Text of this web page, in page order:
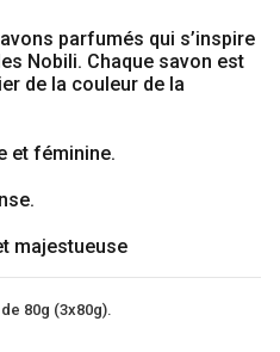
parfumés qui s’inspire
Nobili. Chaque savon est
de la couleur de la
et féminine.
majestueuse
80g (3x80g).